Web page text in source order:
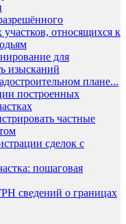
относящихся к
для
изысканий
плане...
построенных
частные
сделок с
пошаговая
сведений о границах